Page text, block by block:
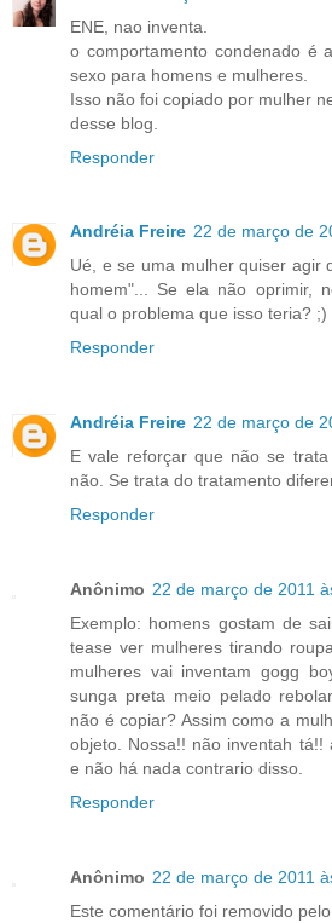
ENE, nao inventa.
o comportamento condenado é
sexo para homens e mulheres.
Isso não foi copiado por mulher
desse blog.
Responder
Andréia Freire 22 de março de
Ué, e se uma mulher quiser agir
homem"... Se ela não oprimir,
qual o problema que isso teria? ;)
Responder
Andréia Freire 22 de março de
E vale reforçar que não se
não. Se trata do tratamento
Responder
Anônimo 22 de março de 2011
Exemplo: homens gostam de
tease ver mulheres tirando
mulheres vai inventam gogg
sunga preta meio pelado
não é copiar? Assim como a
objeto. Nossa!! não inventah tá!!
e não há nada contrario disso.
Responder
Anônimo 22 de março de 2011
Este comentário foi removido